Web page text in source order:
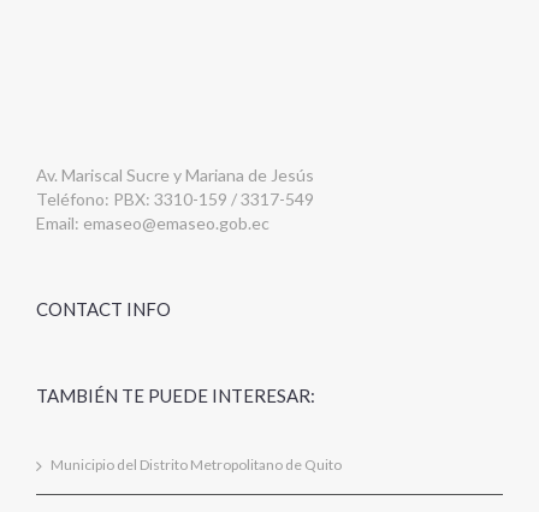
Av. Mariscal Sucre y Mariana de Jesús
Teléfono: PBX: 3310-159 / 3317-549
Email: emaseo@emaseo.gob.ec
CONTACT INFO
TAMBIÉN TE PUEDE INTERESAR:
Municipio del Distrito Metropolitano de Quito